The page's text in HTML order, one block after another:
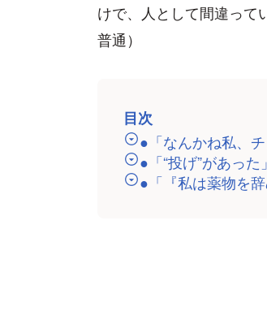
けで、人として間違って
普通）
目次
●「なんかね私、
●「“投げ”があっ
●「『私は薬物を